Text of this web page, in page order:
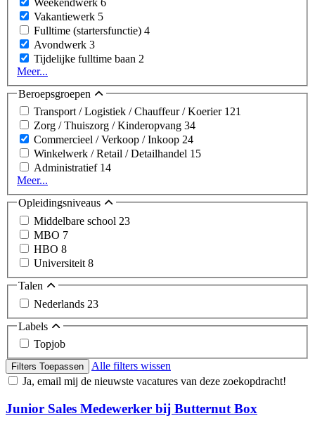
Vakantiewerk 5
Fulltime (startersfunctie) 4
Avondwerk 3
Tijdelijke fulltime baan 2
Meer...
Beroepsgroepen
Transport / Logistiek / Chauffeur / Koerier 121
Zorg / Thuiszorg / Kinderopvang 34
Commercieel / Verkoop / Inkoop 24
Winkelwerk / Retail / Detailhandel 15
Administratief 14
Meer...
Opleidingsniveaus
Middelbare school 23
MBO 7
HBO 8
Universiteit 8
Talen
Nederlands 23
Labels
Topjob
Filters Toepassen
Alle filters wissen
Ja, email mij de nieuwste vacatures van deze zoekopdracht!
Junior Sales Medewerker bij Butternut Box